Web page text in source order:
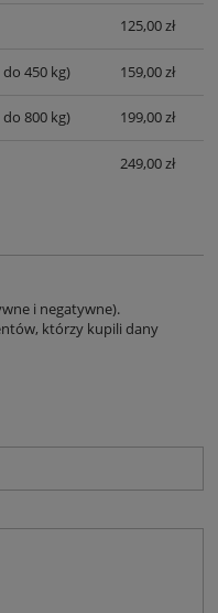
125,00 zł
450 kg) 159,00 zł
800 kg) 199,00 zł
249,00 zł
i negatywne).
którzy kupili dany